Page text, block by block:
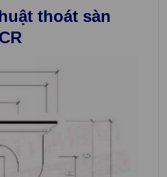
thoát sàn